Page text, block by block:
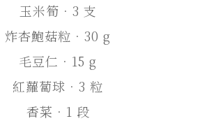
玉米筍．3 支
炸杏鮑菇粒．30 g
毛豆仁．15 g
紅蘿蔔球．3 粒
香菜．1 段